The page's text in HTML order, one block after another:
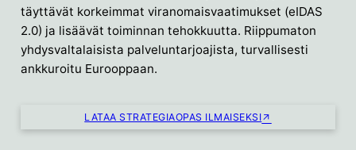
täyttävät korkeimmat viranomaisvaatimukset (eIDAS
2.0) ja lisäävät toiminnan tehokkuutta. Riippumaton
yhdysvaltalaisista palveluntarjoajista, turvallisesti
ankkuroitu Eurooppaan.
LATAA STRATEGIAOPAS ILMAISEKSI